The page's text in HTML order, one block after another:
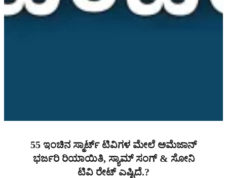
55 ಇಂಚಿನ ಸ್ಮಾರ್ಟ್ ಟಿವಿಗಳ ಮೇಲೆ ಅಮೆಜಾನ್
ಭರ್ಜರಿ ರಿಯಾಯಿತಿ, ಸ್ಯಾಮ್ ಸಂಗ್ & ಸೋನಿ
ಟಿವಿ ರೇಟ್ ಎಷ್ಟಿದೆ.?